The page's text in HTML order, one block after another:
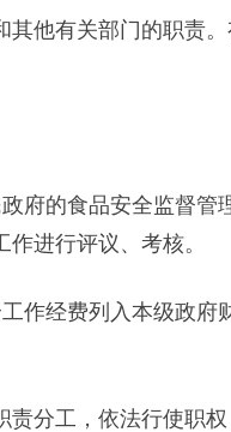
他有关部门的职责
的食品安全监督管
进行评议、考核。
经费列入本级政府
分工，依法行使职权